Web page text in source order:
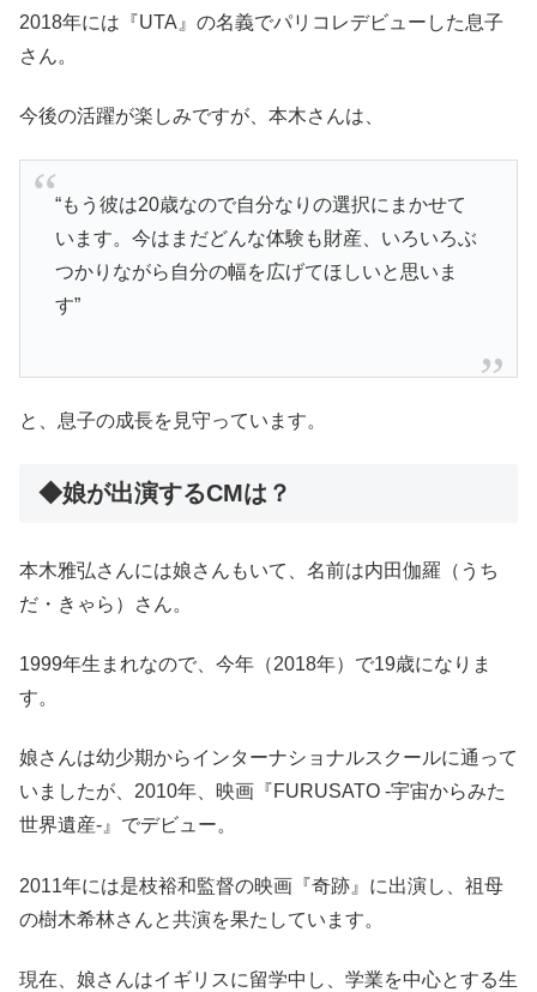
2018年には『UTA』の名義でパリコレデビューした息子
さん。
今後の活躍が楽しみですが、本木さんは、
“もう彼は20歳なので自分なりの選択にまかせて
います。今はまだどんな体験も財産、いろいろぶ
つかりながら自分の幅を広げてほしいと思いま
す”
と、息子の成長を見守っています。
◆娘が出演するCMは？
本木雅弘さんには娘さんもいて、名前は内田伽羅（うち
だ・きゃら）さん。
1999年生まれなので、今年（2018年）で19歳になりま
す。
娘さんは幼少期からインターナショナルスクールに通って
いましたが、2010年、映画『FURUSATO -宇宙からみた
世界遺産-』でデビュー。
2011年には是枝裕和監督の映画『奇跡』に出演し、祖母
の樹木希林さんと共演を果たしています。
現在、娘さんはイギリスに留学中し、学業を中心とする生